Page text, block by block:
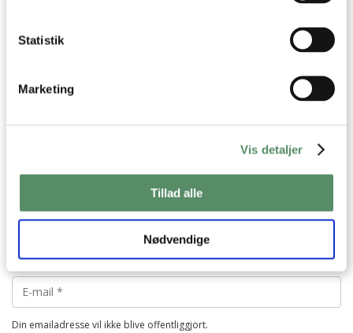
Statistik
Marketing
Vis detaljer
Tillad alle
Nødvendige
VIS ALLE 18 KOMMENTARER
Din emailadresse vil ikke blive offentliggjort.